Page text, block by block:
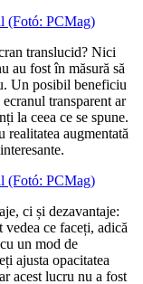
(Fotó: PCMag)
translucid? Nici
au fost în măsură să
Un posibil beneficiu
transparent ar
la ceea ce se spune.
realitatea augmentată
(Fotó: PCMag)
ci și dezavantaje:
vedea ce faceți, adică
un mod de
ajusta opacitatea
acest lucru nu a fost